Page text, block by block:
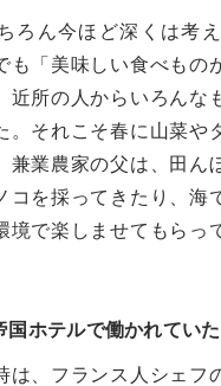
ろん今ほど深くは考
も「美味しい食べもの
近所の人からいろんな
。それこそ春に山菜や
兼業農家の父は、田ん
コを採ってきたり、海
境で楽しませてもらっ
ホテルで働かれていた
は、フランス人シェフ